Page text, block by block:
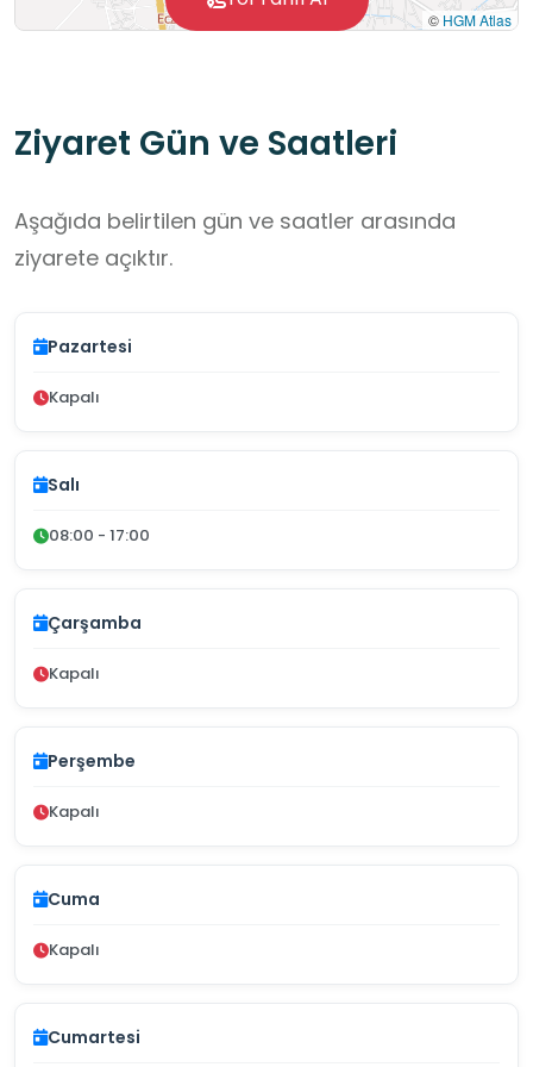
© HGM Atlas
Ziyaret Gün ve Saatleri
Aşağıda belirtilen gün ve saatler arasında
ziyarete açıktır.
Pazartesi
Kapalı
Salı
08:00 - 17:00
Çarşamba
Kapalı
Perşembe
Kapalı
Cuma
Kapalı
Cumartesi